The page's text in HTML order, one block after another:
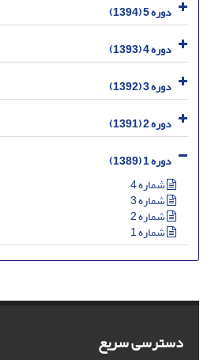
دوره 5 (1394)
دوره 4 (1393)
دوره 3 (1392)
دوره 2 (1391)
دوره 1 (1389)
شماره 4
شماره 3
شماره 2
شماره 1
دسترسی سریع